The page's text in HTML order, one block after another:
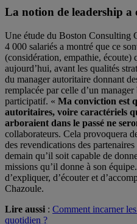
La notion de leadership a
Une étude du Boston Consulting
4 000 salariés a montré que ce
(considération, empathie, écoute)
aujourd’hui, avant les qualités
du manager autoritaire donnant
remplacée par celle d’un
participatif. « Ma conviction est
autoritaires, voire caractériels
arboraient dans le passé ne
collaborateurs. Cela provoquera
des revendications des
demain qu’il soit capable de
missions qu’il donne à son
d’expliquer, d’écouter et
Chazoule.
Lire aussi : Comment incarner
quotidien ?